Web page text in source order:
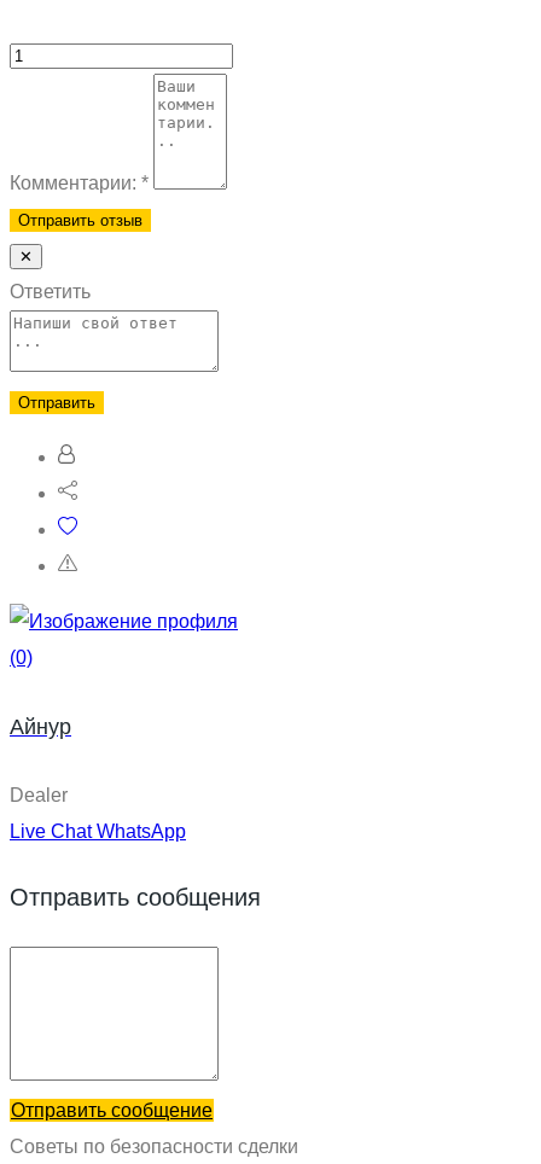
Комментарии: *
✕
Ответить
(0)
Айнур
Dealer
Live Chat WhatsApp
Отправить сообщения
Отправить сообщение
Советы по безопасности сделки